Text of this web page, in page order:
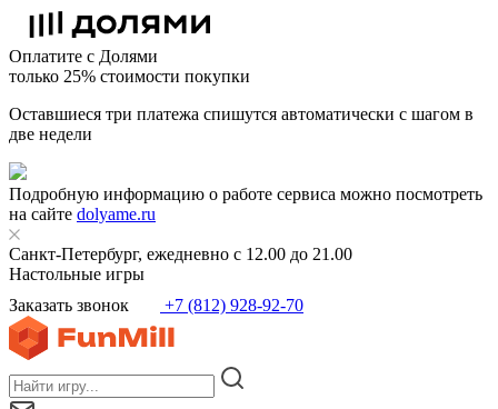
Оплатите с Долями
только 25% стоимости покупки
Оставшиеся три платежа спишутся автоматически с шагом в
две недели
Подробную информацию о работе сервиса можно посмотреть
на сайте dolyame.ru
Санкт-Петербург, ежедневно с 12.00 до 21.00
Настольные игры
Заказать звонок
+7 (812) 928-92-70